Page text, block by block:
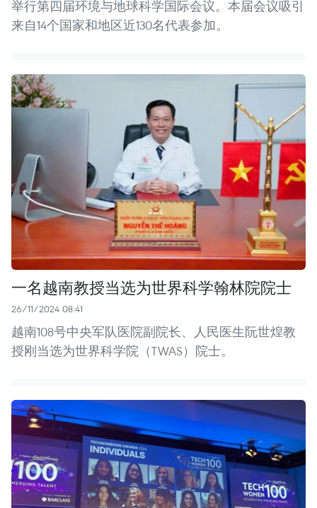
举行第四届环境与地球科学国际会议。本届会议吸引
来自14个国家和地区近130名代表参加。
一名越南教授当选为世界科学翰林院院士
26/11/2024 08:41
越南108号中央军队医院副院长、人民医生阮世煌教
授刚当选为世界科学院（TWAS）院士。